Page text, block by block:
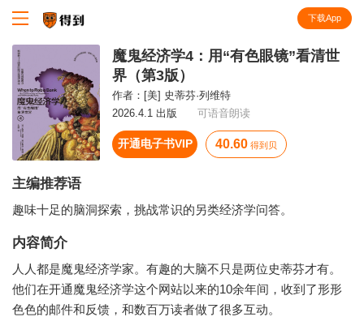
下载App
魔鬼经济学4：用“有色眼镜”看清世
界（第3版）
作者： [美] 史蒂芬·列维特
2026.4.1 出版
可语音朗读
开通电子书VIP 40.60 得到贝
主编推荐语
趣味十足的脑洞探索，挑战常识的另类经济学问答。
内容简介
人人都是魔鬼经济学家。有趣的大脑不只是两位史蒂芬才有。
他们在开通魔鬼经济学这个网站以来的10余年间，收到了形形
色色的邮件和反馈，和数百万读者做了很多互动。